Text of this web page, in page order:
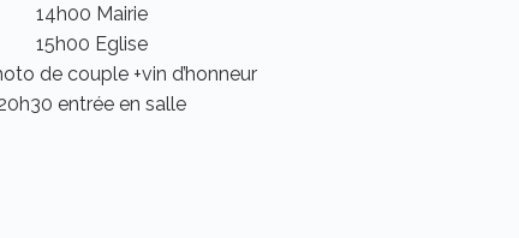
14h00 Mairie
15h00 Eglise
de couple +vin d’honneur
entrée en salle